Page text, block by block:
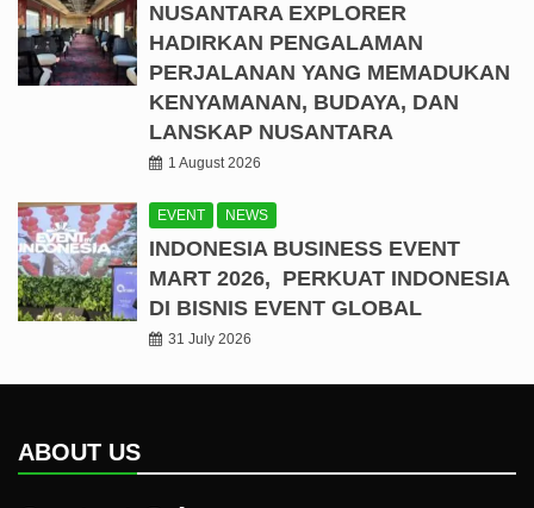
NUSANTARA EXPLORER
HADIRKAN PENGALAMAN
PERJALANAN YANG MEMADUKAN
KENYAMANAN, BUDAYA, DAN
LANSKAP NUSANTARA
1 August 2026
EVENT NEWS
INDONESIA BUSINESS EVENT
MART 2026, PERKUAT INDONESIA
DI BISNIS EVENT GLOBAL
31 July 2026
ABOUT US